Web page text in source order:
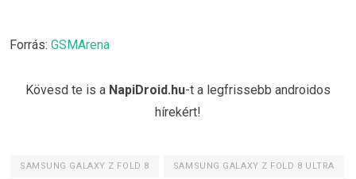
Forrás: GSMArena
Kövesd te is a NapiDroid.hu-t a legfrissebb androidos
hírekért!
SAMSUNG GALAXY Z FOLD 8 SAMSUNG GALAXY Z FOLD 8 ULTRA